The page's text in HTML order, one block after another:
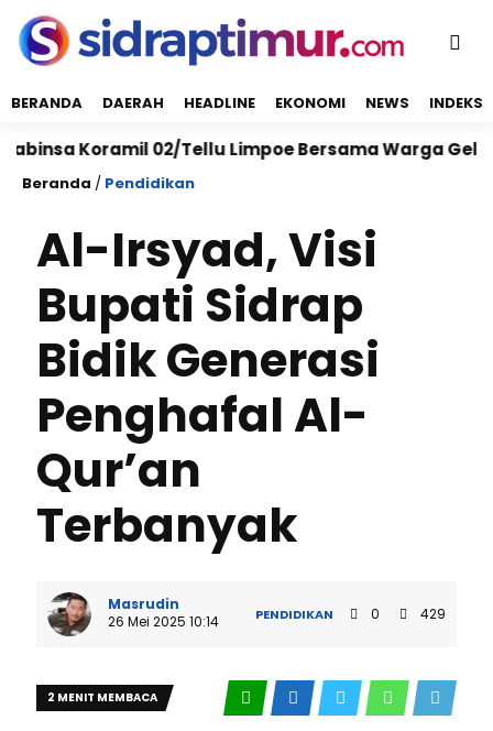
BERANDA DAERAH HEADLINE EKONOMI NEWS INDEKS
Koramil 02/Tellu Limpoe Bersama Warga Gelar
Beranda / Pendidikan
Al-Irsyad, Visi
Bupati Sidrap
Bidik Generasi
Penghafal Al-
Qur’an
Terbanyak
Masrudin
26 Mei 2025 10:14
PENDIDIKAN 0 429
2 MENIT MEMBACA